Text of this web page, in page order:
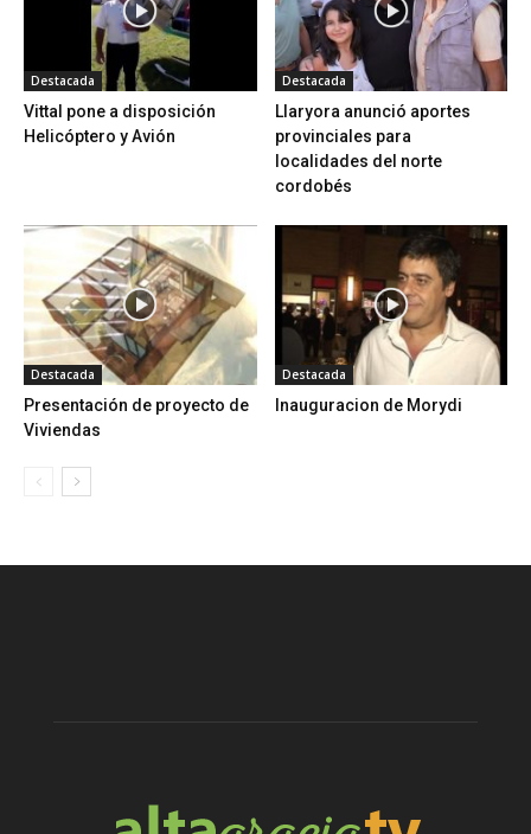
Destacada
Vittal pone a disposición
Helicóptero y Avión
Destacada
Llaryora anunció aportes
provinciales para
localidades del norte
cordobés
Destacada
Presentación de proyecto de
Viviendas
Destacada
Inauguracion de Morydi